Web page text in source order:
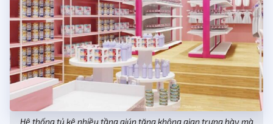
Hệ thống tủ kệ nhiều tầng giúp tăng không gian trưng bày mà